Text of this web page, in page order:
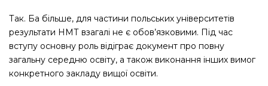
Так. Ба більше, для частини польських університетів
результати НМТ взагалі не є обов’язковими. Під час
вступу основну роль відіграє документ про повну
загальну середню освіту, а також виконання інших вимог
конкретного закладу вищої освіти.